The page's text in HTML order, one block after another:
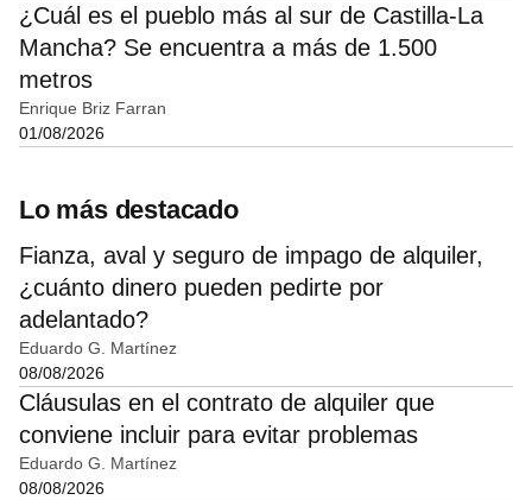
¿Cuál es el pueblo más al sur de Castilla-La
Mancha? Se encuentra a más de 1.500
metros
Enrique Briz Farran
01/08/2026
Lo más destacado
Fianza, aval y seguro de impago de alquiler,
¿cuánto dinero pueden pedirte por
adelantado?
Eduardo G. Martínez
08/08/2026
Cláusulas en el contrato de alquiler que
conviene incluir para evitar problemas
Eduardo G. Martínez
08/08/2026